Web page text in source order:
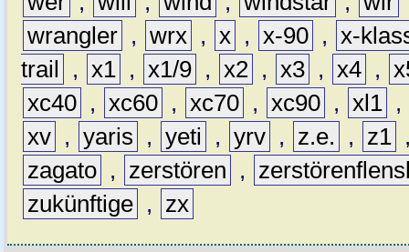
wrangler , wrx , x , x-90 , x-
trail
, x1 , x1/9 , x2 , x3 , x4 ,
xc40 , xc60 , xc70 , xc90 , xl1 ,
xv , yaris , yeti , yrv , z.e. , z1
zagato , zerstören ,
zukünftige , zx